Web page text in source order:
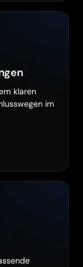
klaren
im